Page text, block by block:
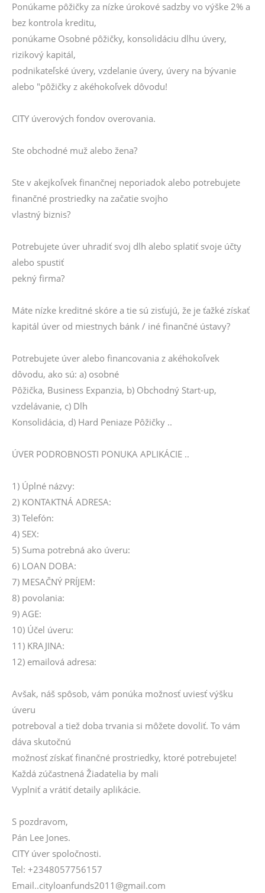
Ponúkame pôžičky za nízke úrokové sadzby vo výške 2% a
bez kontrola kreditu,
ponúkame Osobné pôžičky, konsolidáciu dlhu úvery,
rizikový kapitál,
podnikateľské úvery, vzdelanie úvery, úvery na bývanie
alebo "pôžičky z akéhokoľvek dôvodu!
CITY úverových fondov overovania.
Ste obchodné muž alebo žena?
Ste v akejkoľvek finančnej neporiadok alebo potrebujete
finančné prostriedky na začatie svojho
vlastný biznis?
Potrebujete úver uhradiť svoj dlh alebo splatiť svoje účty
alebo spustiť
pekný firma?
Máte nízke kreditné skóre a tie sú zisťujú, že je ťažké získať
kapitál úver od miestnych bánk / iné finančné ústavy?
Potrebujete úver alebo financovania z akéhokoľvek
dôvodu, ako sú: a) osobné
Pôžička, Business Expanzia, b) Obchodný Start-up,
vzdelávanie, c) Dlh
Konsolidácia, d) Hard Peniaze Pôžičky ..
ÚVER PODROBNOSTI PONUKA APLIKÁCIE ..
1) Úplné názvy:
2) KONTAKTNÁ ADRESA:
3) Telefón:
4) SEX:
5) Suma potrebná ako úveru:
6) LOAN DOBA:
7) MESAČNÝ PRÍJEM:
8) povolania:
9) AGE:
10) Účel úveru:
11) KRAJINA:
12) emailová adresa:
Avšak, náš spôsob, vám ponúka možnosť uviesť výšku
úveru
potreboval a tiež doba trvania si môžete dovoliť. To vám
dáva skutočnú
možnosť získať finančné prostriedky, ktoré potrebujete!
Každá zúčastnená Žiadatelia by mali
Vyplniť a vrátiť detaily aplikácie.
S pozdravom,
Pán Lee Jones.
CITY úver spoločnosti.
Tel: +2348057756157
Email..cityloanfunds2011@gmail.com